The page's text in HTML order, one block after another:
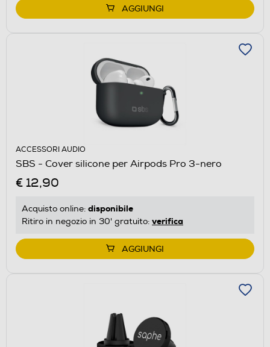
AGGIUNGI
ACCESSORI AUDIO
SBS - Cover silicone per Airpods Pro 3-nero
€ 12,90
Acquisto online: disponibile
Ritiro in negozio in 30' gratuito: verifica
AGGIUNGI